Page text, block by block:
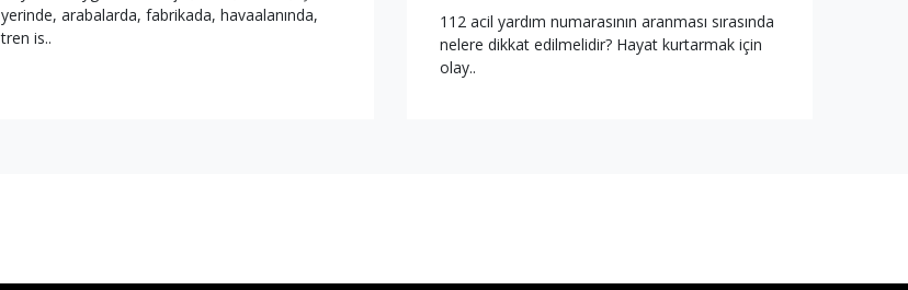
yerinde, arabalarda, fabrikada, havaalanında,
tren is..
112 acil yardım numarasının aranması sırasında
nelere dikkat edilmelidir? Hayat kurtarmak için
olay..